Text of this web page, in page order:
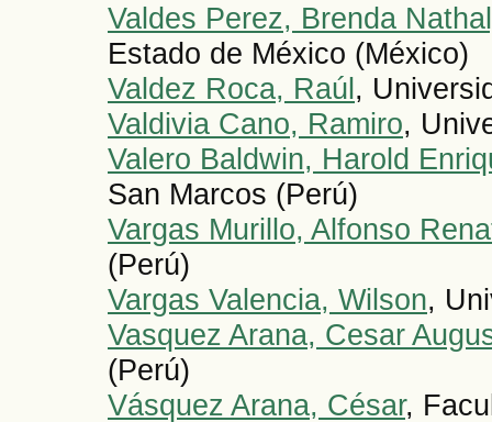
Valdes Perez, Brenda
Estado de México (México)
Valdez Roca, Raúl,
Valdivia Cano, Ramiro,
Valero Baldwin, Harold
San Marcos (Perú)
Vargas Murillo, Alfonso
(Perú)
Vargas Valencia, Wilson,
Vasquez Arana, Cesar
(Perú)
Vásquez Arana, César,